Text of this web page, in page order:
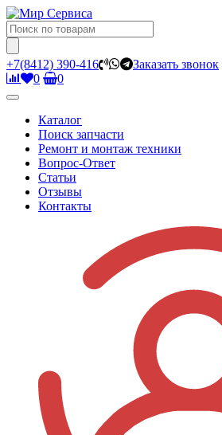
+7(8412) 390-416
Заказать звонок
0
0
Каталог
Поиск запчасти
Ремонт и монтаж техники
Вопрос-Ответ
Статьи
Отзывы
Контакты